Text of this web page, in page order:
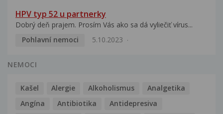
HPV typ 52 u partnerky
Dobrý deň prajem. Prosím Vás ako sa dá vyliečiť vírus...
Pohlavní nemoci
5.10.2023
NEMOCI
Kašel Alergie Alkoholismus
Analgetika
Angína
Antibiotika
Antidepresiva